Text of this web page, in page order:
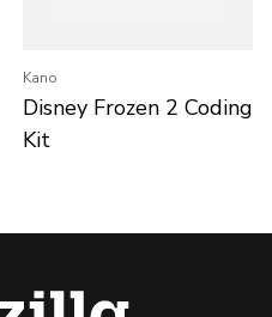
Kano
Disney Frozen 2 Coding
Kit